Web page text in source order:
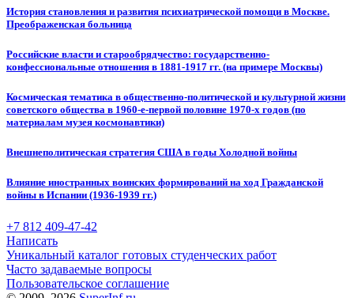
История становления и развития психиатрической помощи в Москве.
Преображенская больница
Российские власти и старообрядчество: государственно-
конфессиональные отношения в 1881-1917 гг. (на примере Москвы)
Космическая тематика в общественно-политической и культурной жизни
советского общества в 1960-е-первой половине 1970-х годов (по
материалам музея космонавтики)
Внешнеполитическая стратегия США в годы Холодной войны
Влияние иностранных воинских формирований на ход Гражданской
войны в Испании (1936-1939 гг.)
+7 812 409-47-42
Написать
Уникальный каталог готовых студенческих работ
Часто задаваемые вопросы
Пользовательское соглашение